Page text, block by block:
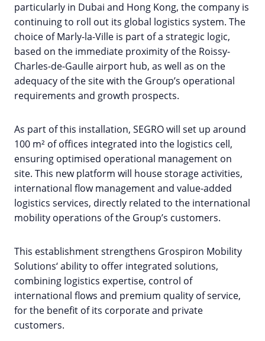
particularly in Dubai and Hong Kong, the company is
continuing to roll out its global logistics system. The
choice of Marly-la-Ville is part of a strategic logic,
based on the immediate proximity of the Roissy-
Charles-de-Gaulle airport hub, as well as on the
adequacy of the site with the Group’s operational
requirements and growth prospects.
As part of this installation, SEGRO will set up around
100 m² of offices integrated into the logistics cell,
ensuring optimised operational management on
site. This new platform will house storage activities,
international flow management and value-added
logistics services, directly related to the international
mobility operations of the Group’s customers.
This establishment strengthens Grospiron Mobility
Solutions‘ ability to offer integrated solutions,
combining logistics expertise, control of
international flows and premium quality of service,
for the benefit of its corporate and private
customers.